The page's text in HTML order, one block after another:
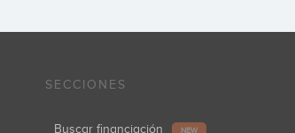
SECCIONES
Buscar financiación NEW